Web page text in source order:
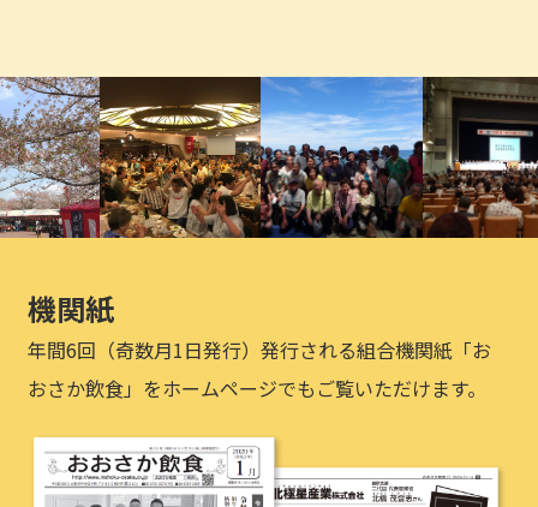
機関紙
年間6回（奇数月1日発行）発行される組合機関紙「お
おさか飲食」をホームページでもご覧いただけます。